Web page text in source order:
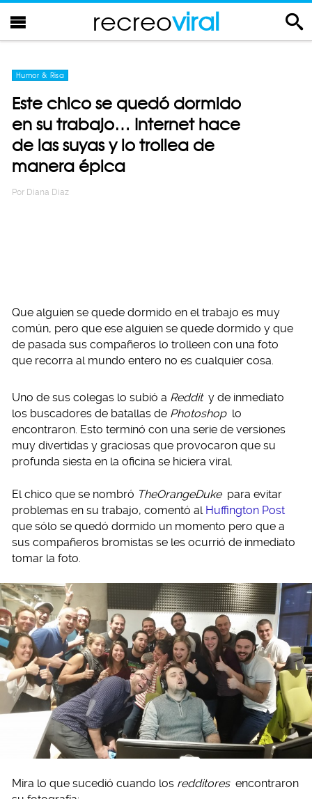
recreoviral
Humor & Risa
Este chico se quedó dormido
en su trabajo… Internet hace
de las suyas y lo trollea de
manera épica
Por Diana Diaz
Que alguien se quede dormido en el trabajo es muy
común, pero que ese alguien se quede dormido y que
de pasada sus compañeros lo trolleen con una foto
que recorra al mundo entero no es cualquier cosa.
Uno de sus colegas lo subió a Reddit y de inmediato
los buscadores de batallas de Photoshop lo
encontraron. Esto terminó con una serie de versiones
muy divertidas y graciosas que provocaron que su
profunda siesta en la oficina se hiciera viral.
El chico que se nombró TheOrangeDuke para evitar
problemas en su trabajo, comentó al Huffington Post
que sólo se quedó dormido un momento pero que a
sus compañeros bromistas se les ocurrió de inmediato
tomar la foto.
Mira lo que sucedió cuando los redditores encontraron